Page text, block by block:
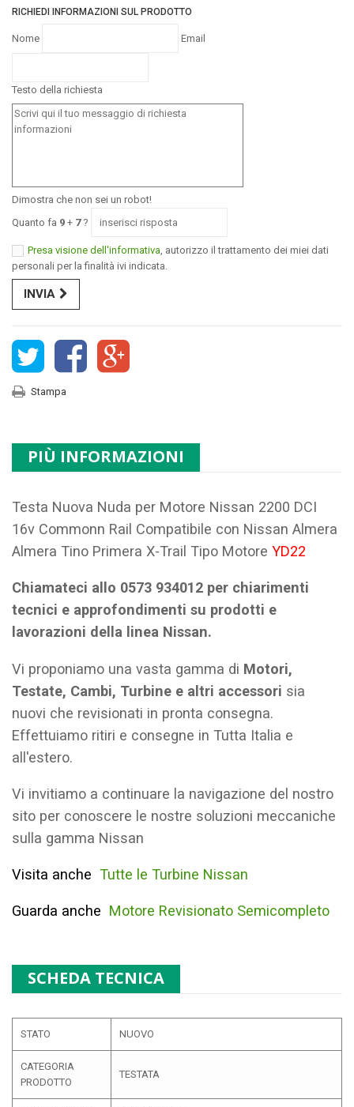
RICHIEDI INFORMAZIONI SUL PRODOTTO
Nome Email
Testo della richiesta
Dimostra che non sei un robot!
Quanto fa 9 + 7?
Presa visione dell'informativa , autorizzo il trattamento dei miei dati
personali per la finalità ivi indicata.
INVIA
Stampa
PIÙ INFORMAZIONI
Testa Nuova Nuda per Motore Nissan 2200 DCI
16v Commonn Rail Compatibile con Nissan Almera
Almera Tino Primera X-Trail Tipo Motore YD22
Chiamateci allo 0573 934012 per chiarimenti
tecnici e approfondimenti su prodotti e
lavorazioni della linea Nissan.
Vi proponiamo una vasta gamma di Motori,
Testate, Cambi, Turbine e altri accessori sia
nuovi che revisionati in pronta consegna.
Effettuiamo ritiri e consegne in Tutta Italia e
all'estero.
Vi invitiamo a continuare la navigazione del nostro
sito per conoscere le nostre soluzioni meccaniche
sulla gamma Nissan
Visita anche Tutte le Turbine Nissan
Guarda anche Motore Revisionato Semicompleto
SCHEDA TECNICA
STATO NUOVO
CATEGORIA
PRODOTTO
TESTATA